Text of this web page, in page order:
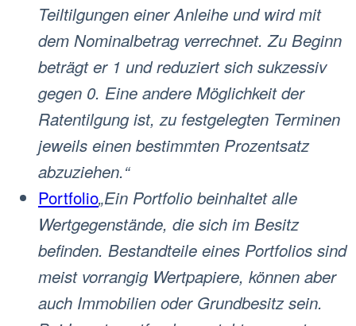
Teiltilgungen einer Anleihe und wird mit
dem Nominalbetrag verrechnet. Zu Beginn
beträgt er 1 und reduziert sich sukzessiv
gegen 0. Eine andere Möglichkeit der
Ratentilgung ist, zu festgelegten Terminen
jeweils einen bestimmten Prozentsatz
abzuziehen.“
Portfolio„Ein Portfolio beinhaltet alle
Wertgegenstände, die sich im Besitz
befinden. Bestandteile eines Portfolios sind
meist vorrangig Wertpapiere, können aber
auch Immobilien oder Grundbesitz sein.